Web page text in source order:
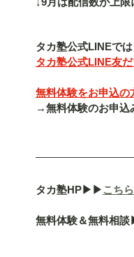
タカ塾公式LINEで
タカ塾公式LINE友
無料体験をお申込の
→無料体験のお申込
タカ塾HP▶︎▶︎こちら
無料体験＆無料相